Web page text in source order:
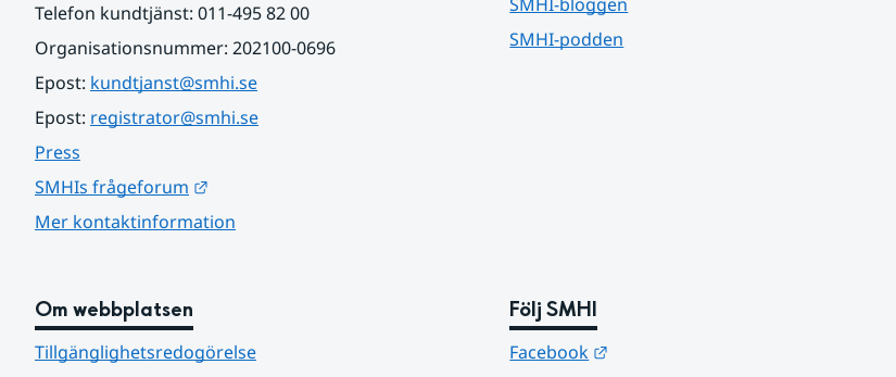
Telefon kundtjänst: 011-495 82 00
Organisationsnummer: 202100-0696
Epost: kundtjanst@smhi.se
Epost: registrator@smhi.se
Press
SMHIs frågeforum
Mer kontaktinformation
SMHI-podden
Om webbplatsen
Tillgänglighetsredogörelse
Följ SMHI
Facebook